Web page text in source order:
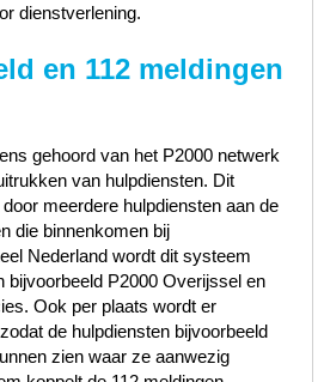
dienstverlening.
en 112 meldingen
gehoord van het P2000 netwerk
van hulpdiensten. Dit
meerdere hulpdiensten aan de
die binnenkomen bij
Nederland wordt dit systeem
bijvoorbeeld P2000 Overijssel en
Ook per plaats wordt er
de hulpdiensten bijvoorbeeld
zien waar ze aanwezig